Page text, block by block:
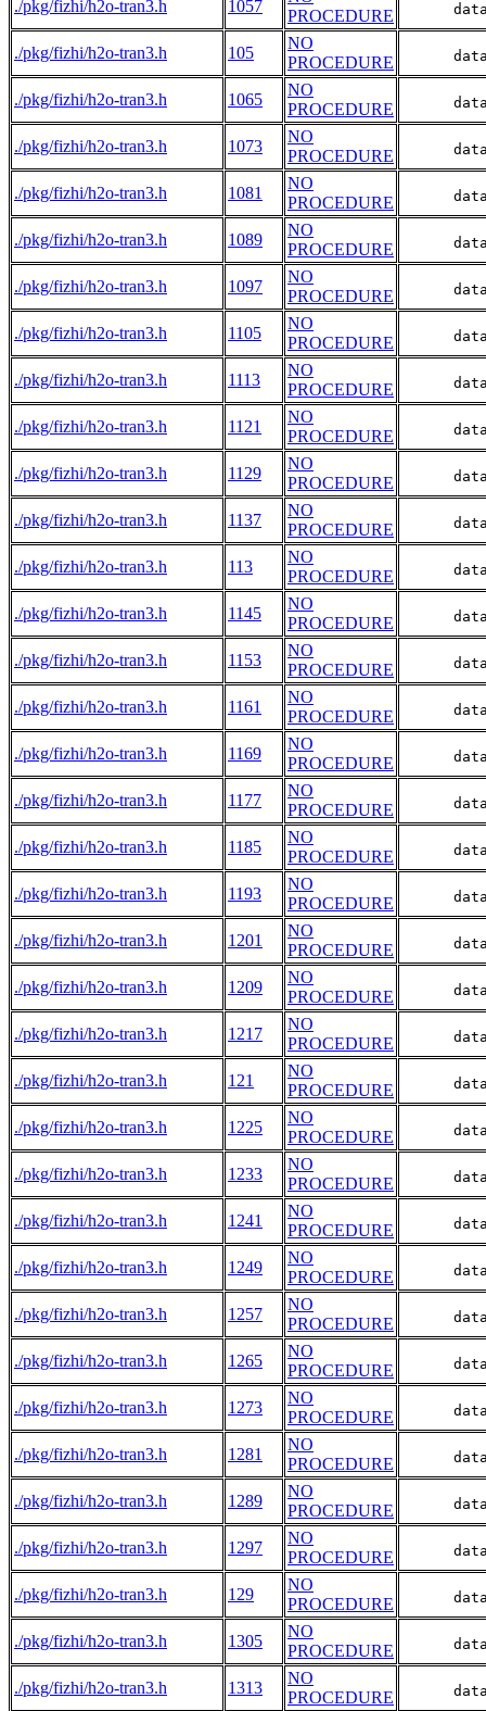
./pkg/fizhi/h2o-tran3.h 1057
PROCEDURE
./pkg/fizhi/h2o-tran3.h 105
NO
PROCEDURE
./pkg/fizhi/h2o-tran3.h 1065
NO
PROCEDURE
./pkg/fizhi/h2o-tran3.h 1073
NO
PROCEDURE
./pkg/fizhi/h2o-tran3.h 1081
NO
PROCEDURE
./pkg/fizhi/h2o-tran3.h 1089
NO
PROCEDURE
./pkg/fizhi/h2o-tran3.h 1097
NO
PROCEDURE
./pkg/fizhi/h2o-tran3.h 1105
NO
PROCEDURE
./pkg/fizhi/h2o-tran3.h 1113
NO
PROCEDURE
./pkg/fizhi/h2o-tran3.h 1121
NO
PROCEDURE
./pkg/fizhi/h2o-tran3.h 1129
NO
PROCEDURE
./pkg/fizhi/h2o-tran3.h 1137
NO
PROCEDURE
./pkg/fizhi/h2o-tran3.h 113
NO
PROCEDURE
./pkg/fizhi/h2o-tran3.h 1145
NO
PROCEDURE
./pkg/fizhi/h2o-tran3.h 1153
NO
PROCEDURE
./pkg/fizhi/h2o-tran3.h 1161
NO
PROCEDURE
./pkg/fizhi/h2o-tran3.h 1169
NO
PROCEDURE
./pkg/fizhi/h2o-tran3.h 1177
NO
PROCEDURE
./pkg/fizhi/h2o-tran3.h 1185
NO
PROCEDURE
./pkg/fizhi/h2o-tran3.h 1193
NO
PROCEDURE
./pkg/fizhi/h2o-tran3.h 1201
NO
PROCEDURE
./pkg/fizhi/h2o-tran3.h 1209
NO
PROCEDURE
./pkg/fizhi/h2o-tran3.h 1217
NO
PROCEDURE
./pkg/fizhi/h2o-tran3.h 121
NO
PROCEDURE
./pkg/fizhi/h2o-tran3.h 1225
NO
PROCEDURE
./pkg/fizhi/h2o-tran3.h 1233
NO
PROCEDURE
./pkg/fizhi/h2o-tran3.h 1241
NO
PROCEDURE
./pkg/fizhi/h2o-tran3.h 1249
NO
PROCEDURE
./pkg/fizhi/h2o-tran3.h 1257
NO
PROCEDURE
./pkg/fizhi/h2o-tran3.h 1265
NO
PROCEDURE
./pkg/fizhi/h2o-tran3.h 1273
NO
PROCEDURE
./pkg/fizhi/h2o-tran3.h 1281
NO
PROCEDURE
./pkg/fizhi/h2o-tran3.h 1289
NO
PROCEDURE
./pkg/fizhi/h2o-tran3.h 1297
NO
PROCEDURE
./pkg/fizhi/h2o-tran3.h 129
NO
PROCEDURE
./pkg/fizhi/h2o-tran3.h 1305
NO
PROCEDURE
./pkg/fizhi/h2o-tran3.h 1313
NO
PROCEDURE